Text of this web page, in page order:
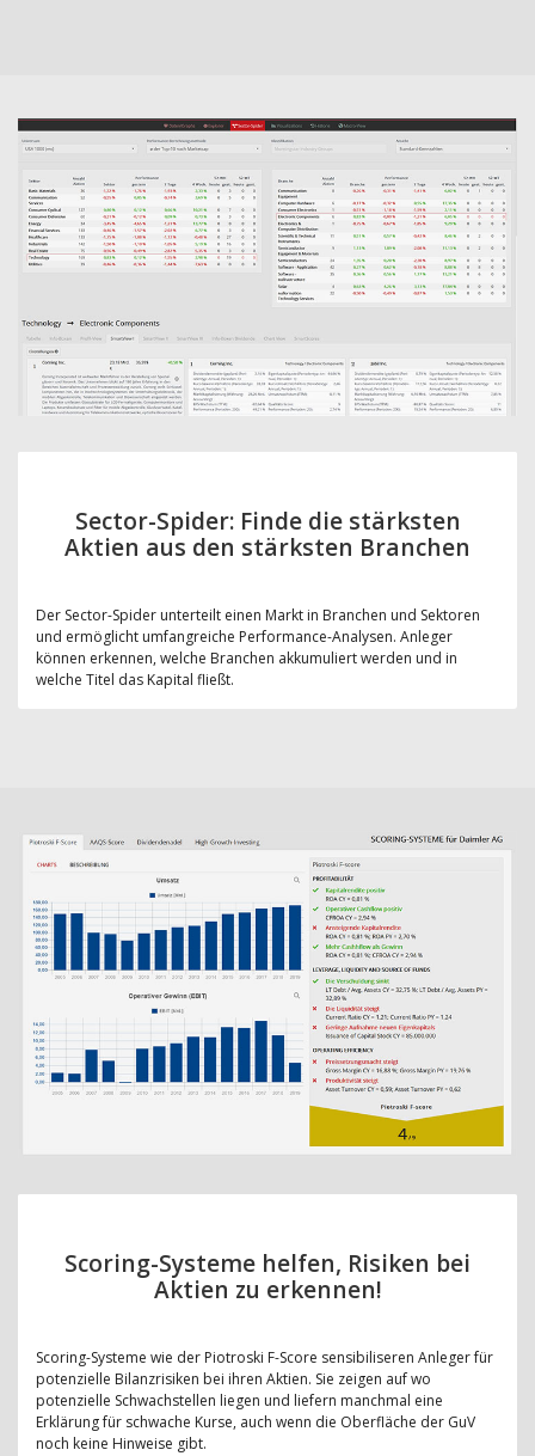
Sector-Spider: Finde die stärksten
Aktien aus den stärksten Branchen
Der Sector-Spider unterteilt einen Markt in Branchen und Sektoren
und ermöglicht umfangreiche Performance-Analysen. Anleger
können erkennen, welche Branchen akkumuliert werden und in
welche Titel das Kapital fließt.
Scoring-Systeme helfen, Risiken bei
Aktien zu erkennen!
Scoring-Systeme wie der Piotroski F-Score sensibiliseren Anleger für
potenzielle Bilanzrisiken bei ihren Aktien. Sie zeigen auf wo
potenzielle Schwachstellen liegen und liefern manchmal eine
Erklärung für schwache Kurse, auch wenn die Oberfläche der GuV
noch keine Hinweise gibt.